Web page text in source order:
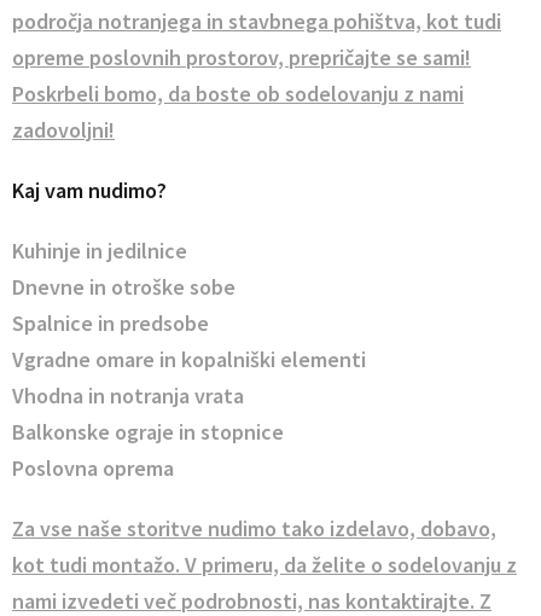
področja notranjega in stavbnega pohištva, kot tudi
opreme poslovnih prostorov, prepričajte se sami!
Poskrbeli bomo, da boste ob sodelovanju z nami
zadovoljni!
Kaj vam nudimo?
Kuhinje in jedilnice
Dnevne in otroške sobe
Spalnice in predsobe
Vgradne omare in kopalniški elementi
Vhodna in notranja vrata
Balkonske ograje in stopnice
Poslovna oprema
Za vse naše storitve nudimo tako izdelavo, dobavo,
kot tudi montažo. V primeru, da želite o sodelovanju z
nami izvedeti več podrobnosti, nas kontaktirajte. Z